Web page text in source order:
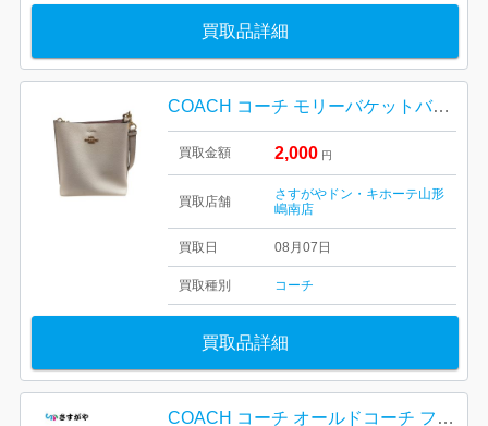
買取品詳細
COACH コーチ モリーバケットバッグ22 山形市
買取金額 2,000 円
買取店舗
さすがやドン・キホーテ山形
嶋南店
買取日 08月07日
買取種別 コーチ
買取品詳細
COACH コーチ オールドコーチ フルレザー バッグ USA製 ヴィンテージ